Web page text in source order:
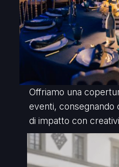
Offriamo una
eventi, consegnando
di impatto con